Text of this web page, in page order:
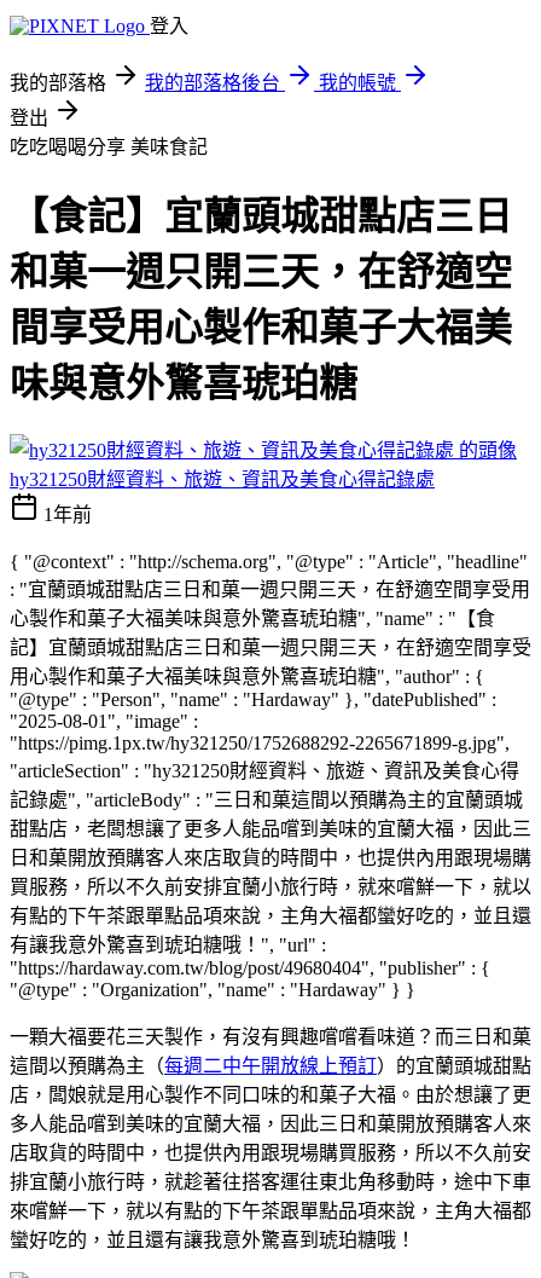
登入
我的部落格 我的部落格後台
我的帳號
登出
吃吃喝喝分享 美味食記
【食記】宜蘭頭城甜點店三日
和菓一週只開三天，在舒適空
間享受用心製作和菓子大福美
味與意外驚喜琥珀糖
hy321250財經資料、旅遊、資訊及美食心得記錄處
1年前
{ "@context" : "http://schema.org", "@type" : "Article", "headline"
: "宜蘭頭城甜點店三日和菓一週只開三天，在舒適空間享受用
心製作和菓子大福美味與意外驚喜琥珀糖", "name" : "【食
記】宜蘭頭城甜點店三日和菓一週只開三天，在舒適空間享受
用心製作和菓子大福美味與意外驚喜琥珀糖", "author" : {
"@type" : "Person", "name" : "Hardaway" }, "datePublished" :
"2025-08-01", "image" :
"https://pimg.1px.tw/hy321250/1752688292-2265671899-g.jpg",
"articleSection" : "hy321250財經資料、旅遊、資訊及美食心得
記錄處", "articleBody" : "三日和菓這間以預購為主的宜蘭頭城
甜點店，老闆想讓了更多人能品嚐到美味的宜蘭大福，因此三
日和菓開放預購客人來店取貨的時間中，也提供內用跟現場購
買服務，所以不久前安排宜蘭小旅行時，就來嚐鮮一下，就以
有點的下午茶跟單點品項來說，主角大福都蠻好吃的，並且還
有讓我意外驚喜到琥珀糖哦！", "url" :
"https://hardaway.com.tw/blog/post/49680404", "publisher" : {
"@type" : "Organization", "name" : "Hardaway" } }
一顆大福要花三天製作，有沒有興趣嚐嚐看味道？而三日和菓
這間以預購為主（每週二中午開放線上預訂）的宜蘭頭城甜點
店，闆娘就是用心製作不同口味的和菓子大福。由於想讓了更
多人能品嚐到美味的宜蘭大福，因此三日和菓開放預購客人來
店取貨的時間中，也提供內用跟現場購買服務，所以不久前安
排宜蘭小旅行時，就趁著往搭客運往東北角移動時，途中下車
來嚐鮮一下，就以有點的下午茶跟單點品項來說，主角大福都
蠻好吃的，並且還有讓我意外驚喜到琥珀糖哦！